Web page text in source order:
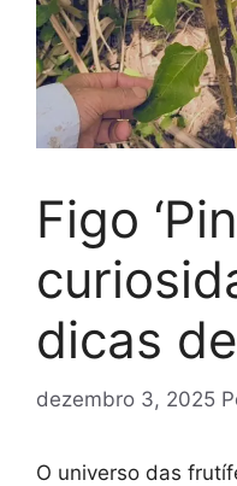
Figo
dicas
dezembro 3, 2025
O universo das